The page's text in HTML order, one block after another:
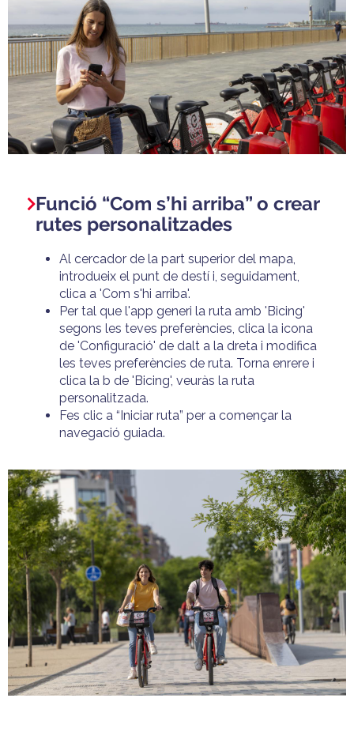
Funció “Com s’hi arriba” o crear
rutes personalitzades
Al cercador de la part superior del mapa,
introdueix el punt de destí i, seguidament,
clica a 'Com s'hi arriba'.
Per tal que l'app generi la ruta amb 'Bicing'
segons les teves preferències, clica la icona
de 'Configuració' de dalt a la dreta i modifica
les teves preferències de ruta. Torna enrere i
clica la b de 'Bicing', veuràs la ruta
personalitzada.
Fes clic a “Iniciar ruta” per a començar la
navegació guiada.